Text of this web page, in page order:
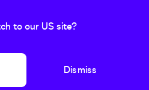
to our US site?
Dismiss